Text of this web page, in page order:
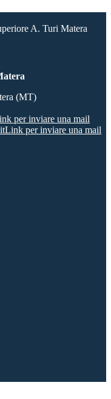
A. Turi Matera
(MT)
per inviare una mail
Link per inviare una mail